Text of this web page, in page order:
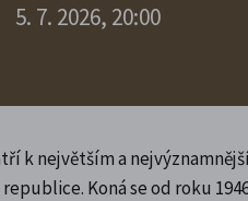
5. 7. 2026, 20:00
k největším a
Koná se od roku